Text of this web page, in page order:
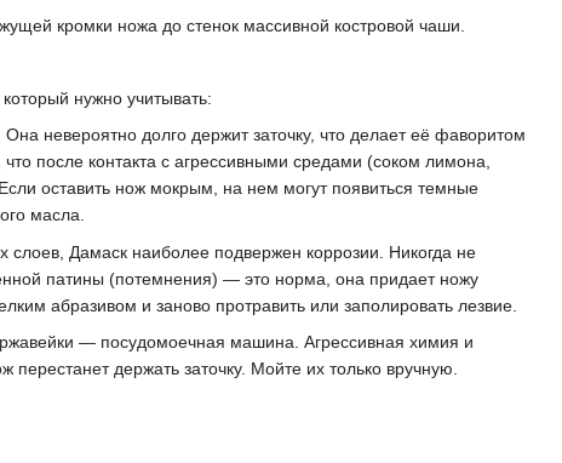
кромки ножа до стенок массивной костровой чаши.
нужно учитывать:
невероятно долго держит заточку, что делает её фаворитом
после контакта с агрессивными средами (соком лимона,
оставить нож мокрым, на нем могут появиться темные
масла.
слоев, Дамаск наиболее подвержен коррозии. Никогда не
патины (потемнения) — это норма, она придает ножу
абразивом и заново протравить или заполировать лезвие.
— посудомоечная машина. Агрессивная химия и
держать заточку. Мойте их только вручную.